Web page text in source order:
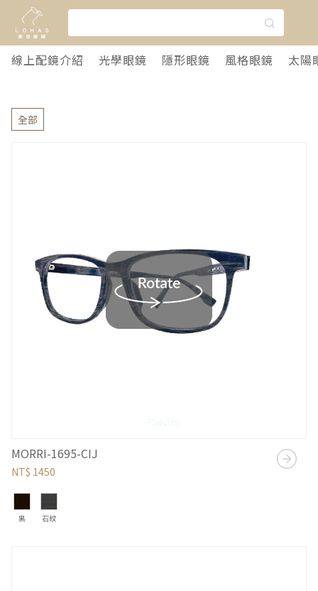
線上配鏡介紹 光學眼鏡 隱形眼鏡 風格眼鏡 太陽
全部
MORRI-1695-CIJ
NT$ 1450
黑 石紋